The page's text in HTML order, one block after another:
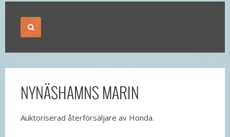
NYNÄSHAMNS MARIN
Auktoriserad återförsäljare av Honda.